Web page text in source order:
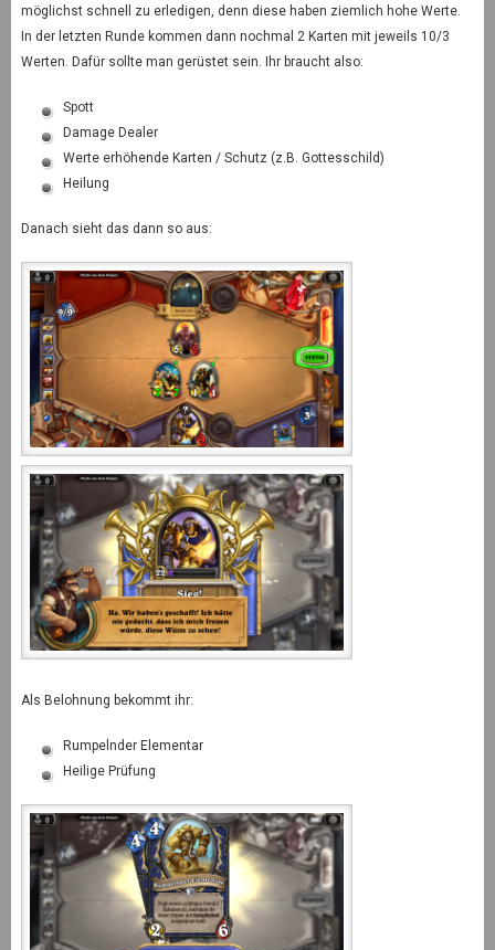
möglichst schnell zu erledigen, denn diese haben ziemlich hohe Werte.
In der letzten Runde kommen dann nochmal 2 Karten mit jeweils 10/3
Werten. Dafür sollte man gerüstet sein. Ihr braucht also:
Spott
Damage Dealer
Werte erhöhende Karten / Schutz (z.B. Gottesschild)
Heilung
Danach sieht das dann so aus:
Als Belohnung bekommt ihr:
Rumpelnder Elementar
Heilige Prüfung